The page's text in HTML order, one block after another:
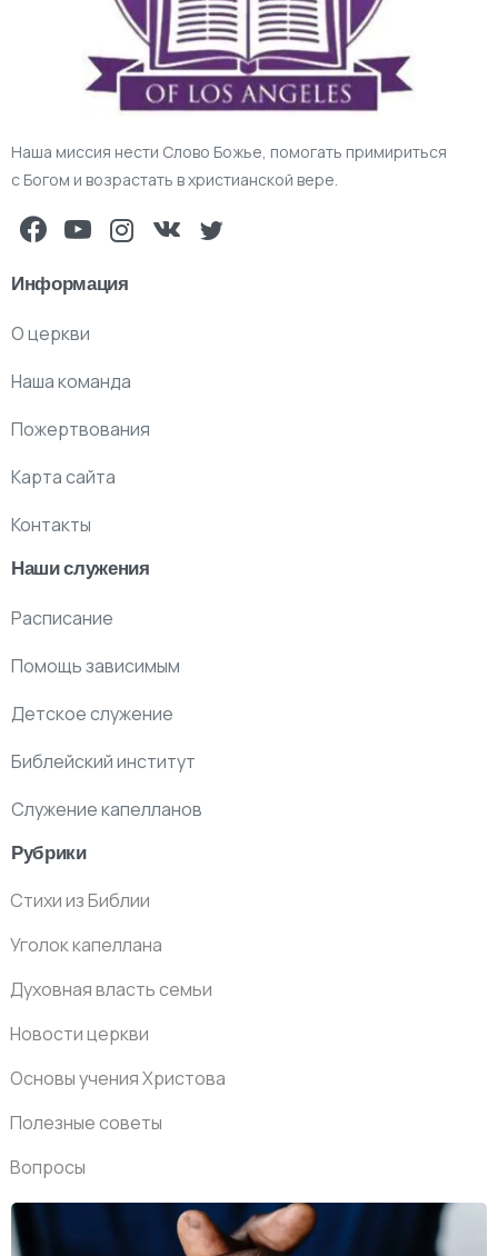
Наша миссия нести Слово Божье, помогать примириться
с Богом и возрастать в христианской вере.
Информация
О церкви
Наша команда
Пожертвования
Карта сайта
Контакты
Наши служения
Расписание
Помощь зависимым
Детское служение
Библейский институт
Служение капелланов
Рубрики
Стихи из Библии
Уголок капеллана
Духовная власть семьи
Новости церкви
Основы учения Христова
Полезные советы
Вопросы